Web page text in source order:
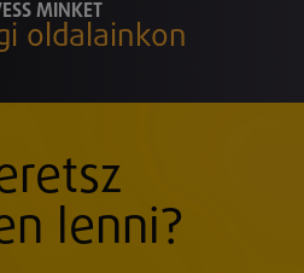
MINKET
oldalainkon
lenni?